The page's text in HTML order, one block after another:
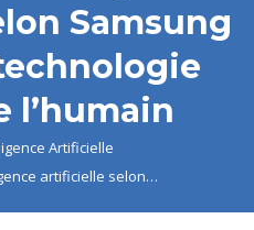
Samsung
l’humain
Artificielle
artificielle selon…